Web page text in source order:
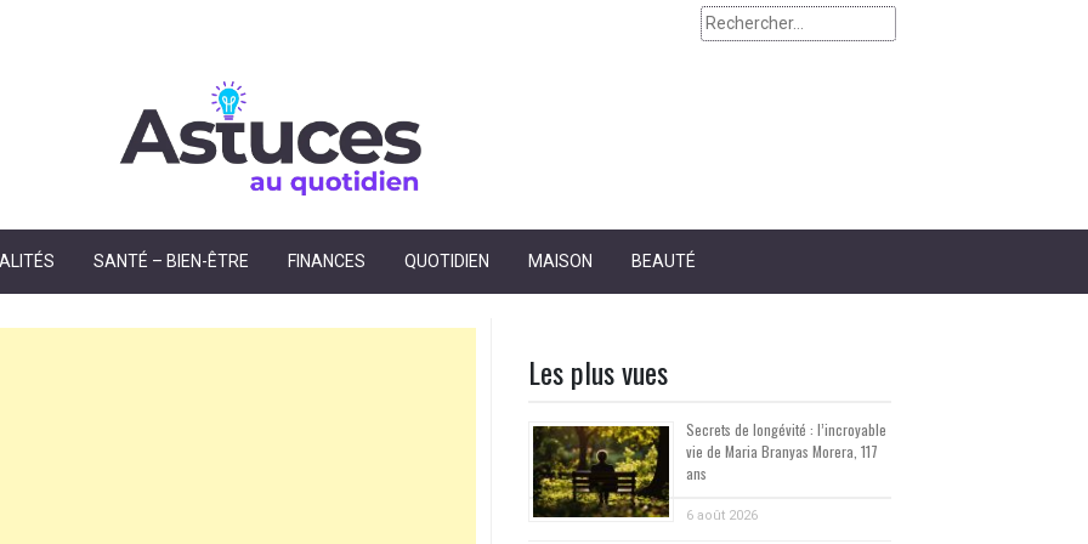
Rechercher :
SANTÉ – BIEN-ÊTRE FINANCES QUOTIDIEN MAISON BEAUTÉ
Les plus vues
Secrets de longévité : l’incroyable
vie de Maria Branyas Morera, 117
ans
6 août 2026